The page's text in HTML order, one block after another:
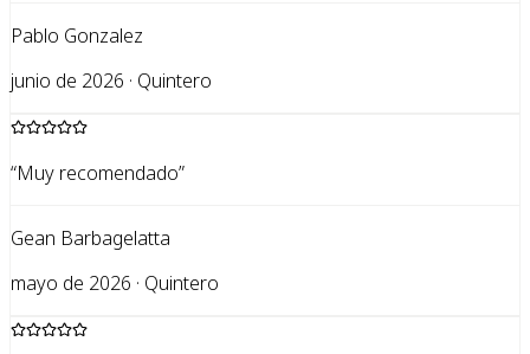
Pablo Gonzalez
junio de 2026 · Quintero
“Muy recomendado”
Gean Barbagelatta
mayo de 2026 · Quintero